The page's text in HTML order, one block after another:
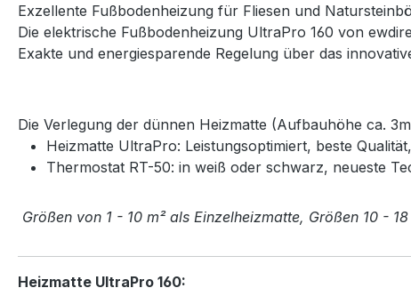
Exzellente Fußbodenheizung für Fliesen und
Die elektrische Fußbodenheizung UltraPro 160 von
Exakte und energiesparende Regelung über das
Die Verlegung der dünnen Heizmatte (Aufbauhöhe ca.
Heizmatte UltraPro: Leistungsoptimiert, beste
Thermostat RT-50: in weiß oder schwarz, neueste
Größen von 1 - 10 m² als Einzelheizmatte, Größen 10 -
Heizmatte UltraPro 160: